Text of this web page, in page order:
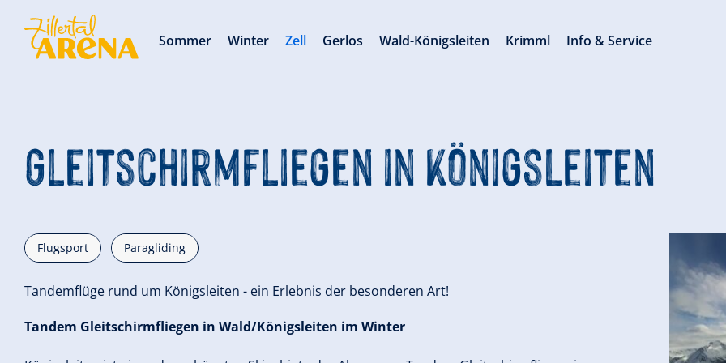
Gleitschirmfliegen in Königsleiten
Flugsport Paragliding
Tandemflüge rund um Königsleiten - ein Erlebnis der besonderen Art!
Tandem Gleitschirmfliegen in Wald/Königsleiten im Winter
Sommer Winter Zell Gerlos Wald-Königsleiten Krimml Info & Service